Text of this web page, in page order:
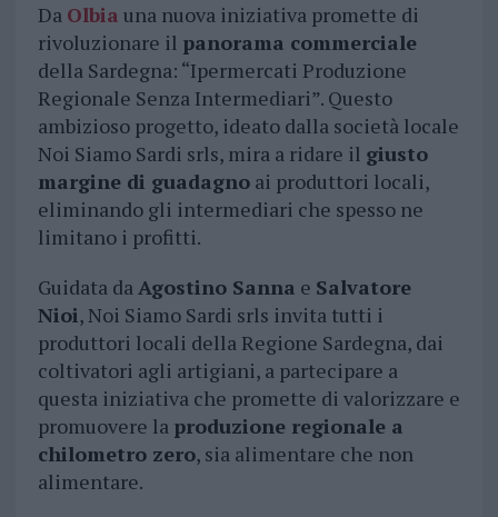
Da Olbia una nuova iniziativa promette di
rivoluzionare il panorama commerciale
della Sardegna: “Ipermercati Produzione
Regionale Senza Intermediari”. Questo
ambizioso progetto, ideato dalla società locale
Noi Siamo Sardi srls, mira a ridare il giusto
margine di guadagnoai produttori locali,
eliminando gli intermediari che spesso ne
limitano i profitti.
Guidata daAgostino Sanna e Salvatore
Nioi, Noi Siamo Sardi srls invita tutti i
produttori locali della Regione Sardegna, dai
coltivatori agli artigiani, a partecipare a
questa iniziativa che promette di valorizzare e
promuovere la produzione regionale a
chilometro zero, sia alimentare che non
alimentare.